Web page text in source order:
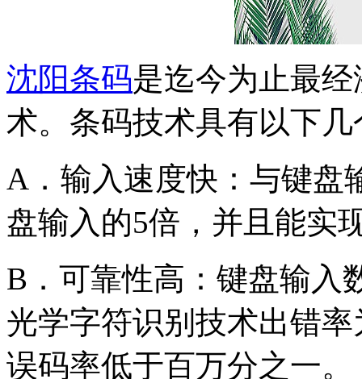
沈阳条码是迄今为止最
术。条码技术具有以下
A．输入速度快：与键盘
盘输入的5倍，并且能实
B．可靠性高：键盘输入
光学字符识别技术出错
误码率低于百万分之一。